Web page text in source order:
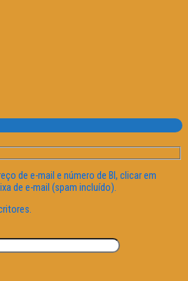
de e-mail e número de BI, clicar em
de e-mail (spam incluído).